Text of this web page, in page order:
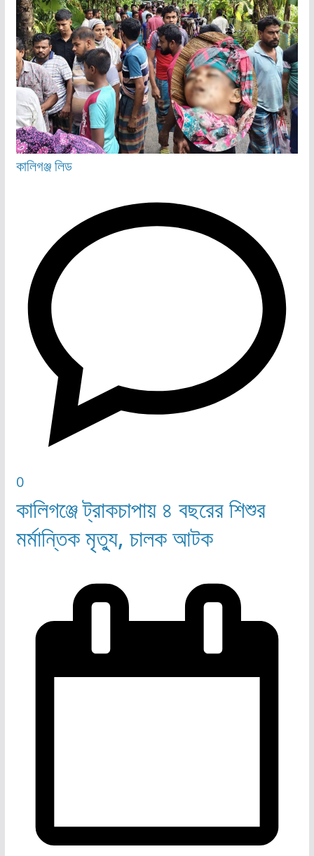
কালিগঞ্জলিড
0
কালিগঞ্জে ট্রাকচাপায় ৪ বছরের শিশুর
মর্মান্তিক মৃত্যু, চালক আটক